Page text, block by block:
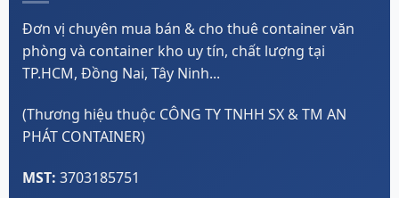
Đơn vị chuyên mua bán & cho thuê container văn
phòng và container kho uy tín, chất lượng tại
TP.HCM, Đồng Nai, Tây Ninh...
(Thương hiệu thuộc CÔNG TY TNHH SX & TM AN
PHÁT CONTAINER)
MST: 3703185751